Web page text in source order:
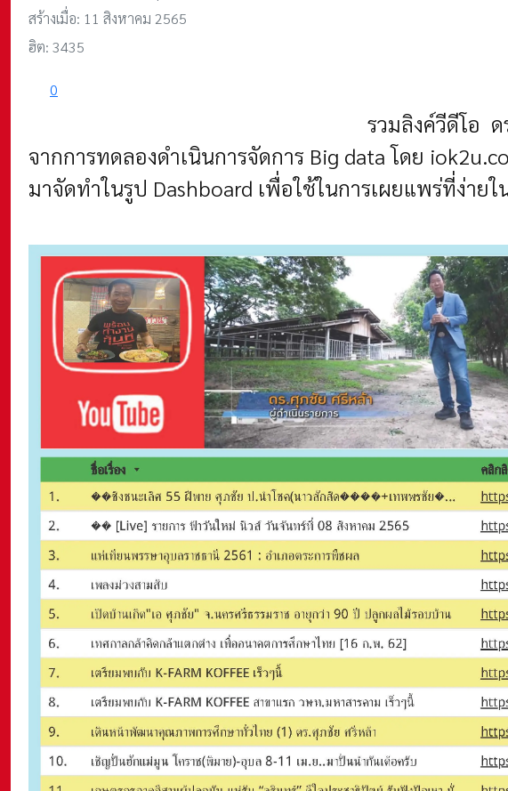
สร้างเมื่อ: 11 สิงหาคม 2565
ฮิต: 3435
0
รวมลิงค์วีดีโอ
จากการทดลองดำเนินการจัดการ Big data โดย
มาจัดทำในรูป Dashboard เพื่อใช้ในการเผยแพร่ที่ง่าย